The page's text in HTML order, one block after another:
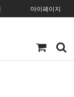
마이페이지